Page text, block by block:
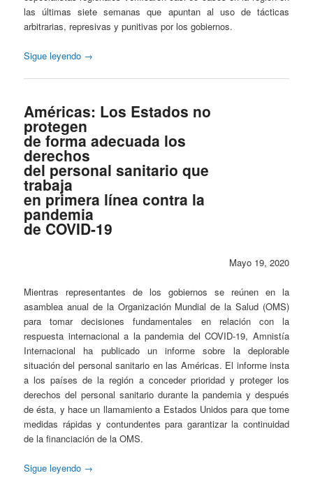
las últimas siete semanas que apuntan al uso de tácticas
arbitrarias, represivas y punitivas por los gobiernos.
Sigue leyendo →
Américas: Los Estados no
protegen
de forma adecuada los
derechos
del personal sanitario que
trabaja
en primera línea contra la
pandemia
de COVID-19
Mayo 19, 2020
Mientras representantes de los gobiernos se reúnen en la
asamblea anual de la Organización Mundial de la Salud (OMS)
para tomar decisiones fundamentales en relación con la
respuesta internacional a la pandemia del COVID-19, Amnistía
Internacional ha publicado un informe sobre la deplorable
situación del personal sanitario en las Américas. El informe insta
a los países de la región a conceder prioridad y proteger los
derechos del personal sanitario durante la pandemia y después
de ésta, y hace un llamamiento a Estados Unidos para que tome
medidas rápidas y contundentes para garantizar la continuidad
de la financiación de la OMS.
Sigue leyendo →